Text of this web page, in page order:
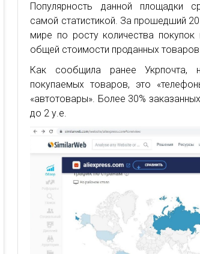
Популярность данной площадки
самой статистикой. За прошедший
мире по росту количества
общей стоимости проданных
Как сообщила ранее Укрпочта,
покупаемых товаров, это
«автотовары». Более 30%
до 2 у.е.